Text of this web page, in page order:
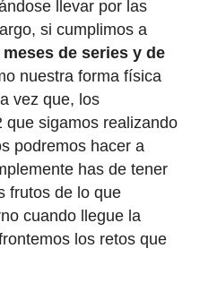
llevar por las
si cumplimos a
de series y de
nuestra forma física
vez que, los
que sigamos realizando
podremos hacer a
has de tener
frutos de lo que
cuando llegue la
los retos que